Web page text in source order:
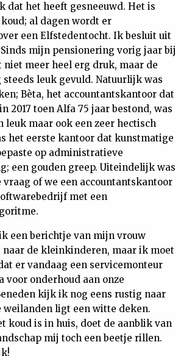
dat het heeft gesneeuwd. Het is
al dagen wordt er
een Elfstedentocht. Ik besluit uit
mijn pensionering vorig jaar bij
niet meer heel erg druk, maar de
steeds leuk gevuld. Natuurlijk was
Bèta, het accountantskantoor dat
2017 toen Alfa 75 jaar bestond, was
leuk maar ook een zeer hectisch
het eerste kantoor dat kunstmatige
op administratieve
een gouden greep. Uiteindelijk was
vraag of we een accountantskantoor
met een
een berichtje van mijn vrouw
naar de kleinkinderen, maar ik moet
er vandaag een servicemonteur
voor onderhoud aan onze
kijk ik nog eens rustig naar
weilanden ligt een witte deken.
koud is in huis, doet de aanblik van
mij toch een beetje rillen.